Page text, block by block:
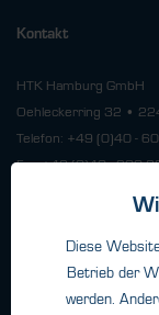
Kontakt
HTK Hamburg GmbH
Oehleckerring 32 •
Telefon: +49 (0)40 -
Fax: +49 (0)40 - 600
Weitere Standorte
Diese
Betrieb der
werden.